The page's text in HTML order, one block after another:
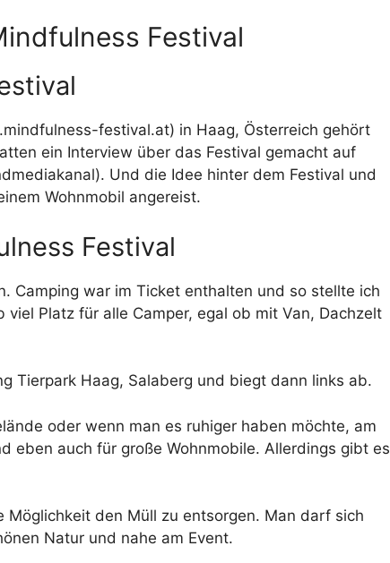
Festival
festival.at) in Haag, Österreich gehört
ein Interview über das Festival gemacht auf
). Und die Idee hinter dem Festival und
Wohnmobil angereist.
Festival
Camping war im Ticket enthalten und so stellte ich
Platz für alle Camper, egal ob mit Van, Dachzelt
Tierpark Haag, Salaberg und biegt dann links ab.
oder wenn man es ruhiger haben möchte, am
eben auch für große Wohnmobile. Allerdings gibt es
den Müll zu entsorgen. Man darf sich
Natur und nahe am Event.